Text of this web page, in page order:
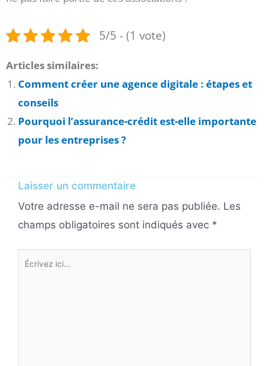
5/5 - (1 vote)
Articles similaires:
Comment créer une agence digitale : étapes et
conseils
Pourquoi l’assurance-crédit est-elle importante
pour les entreprises ?
Laisser un commentaire
Votre adresse e-mail ne sera pas publiée. Les
champs obligatoires sont indiqués avec *
Écrivez